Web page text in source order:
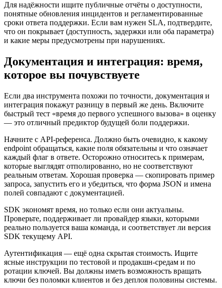
Для надёжности ищите публичные отчёты о доступности,
понятные обновления инцидентов и регламентированные
сроки ответа поддержки. Если вам нужен SLA, подтвердите,
что он покрывает (доступность, задержки или оба параметра)
и какие меры предусмотрены при нарушениях.
Документация и интеграция: время,
которое вы почувствуете
Если два инструмента похожи по точности, документация и
интеграция покажут разницу в первый же день. Включите
быстрый тест «время до первого успешного вызова» в оценку
— это отличный предиктор будущей боли поддержки.
Начните с API‑референса. Должно быть очевидно, к какому
endpoint обращаться, какие поля обязательны и что означает
каждый флаг в ответе. Осторожно относитесь к примерам,
которые выглядят отполированно, но не соответствуют
реальным ответам. Хорошая проверка — скопировать пример
запроса, запустить его и убедиться, что форма JSON и имена
полей совпадают с документацией.
SDK экономят время, но только если они актуальны.
Проверьте, поддерживает ли провайдер языки, которыми
реально пользуется ваша команда, и соответствует ли версия
SDK текущему API.
Аутентификация — ещё одна скрытая стоимость. Ищите
ясные инструкции по тестовой и продакшн‑средам и по
ротации ключей. Вы должны иметь возможность вращать
ключи без поломки клиентов и без деплоя половины системы.